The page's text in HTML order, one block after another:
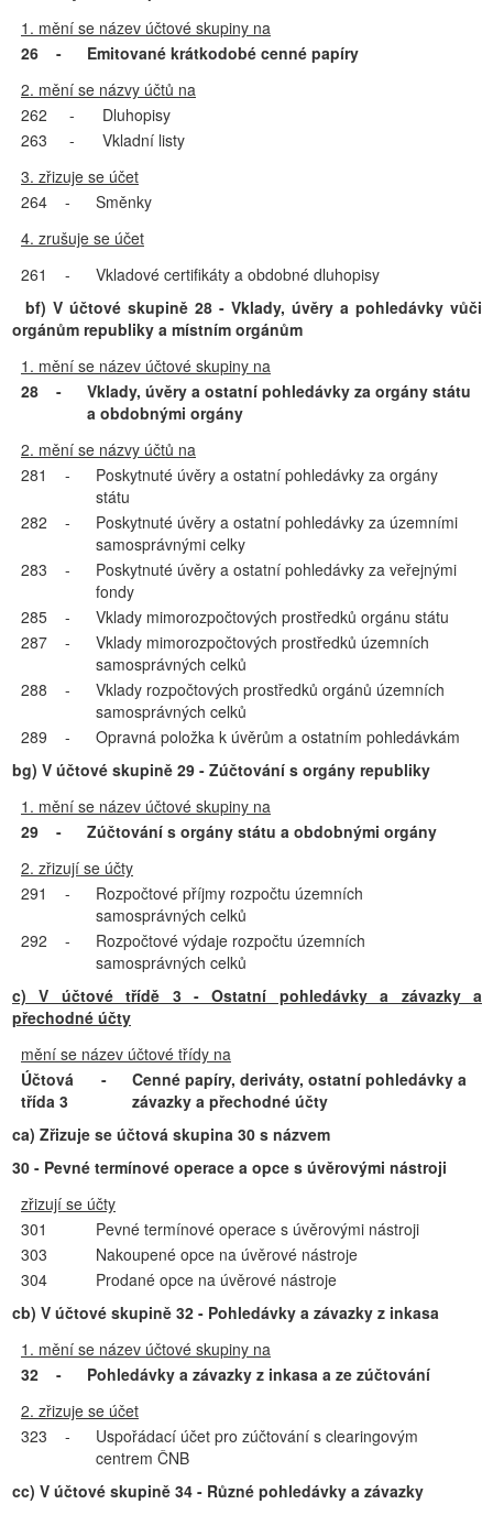
1. mění se název účtové skupiny na
26
-
Emitované krátkodobé cenné papíry
2. mění se názvy účtů na
262
-
Dluhopisy
263
-
Vkladní listy
3. zřizuje se účet
264
-
Směnky
4. zrušuje se účet
261
-
Vkladové certifikáty a obdobné dluhopisy
bf) V účtové skupině 28 - Vklady, úvěry a pohledávky vůči
orgánům republiky a místním orgánům
1. mění se název účtové skupiny na
28
-
Vklady, úvěry a ostatní pohledávky za orgány státu
a obdobnými orgány
2. mění se názvy účtů na
281
-
Poskytnuté úvěry a ostatní pohledávky za orgány
státu
282
-
Poskytnuté úvěry a ostatní pohledávky za územními
samosprávnými celky
283
-
Poskytnuté úvěry a ostatní pohledávky za veřejnými
fondy
285
-
Vklady mimorozpočtových prostředků orgánu státu
287
-
Vklady mimorozpočtových prostředků územních
samosprávných celků
288
-
Vklady rozpočtových prostředků orgánů územních
samosprávných celků
289
-
Opravná položka k úvěrům a ostatním pohledávkám
bg) V účtové skupině 29 - Zúčtování s orgány republiky
1. mění se název účtové skupiny na
29
-
Zúčtování s orgány státu a obdobnými orgány
2. zřizují se účty
291
-
Rozpočtové příjmy rozpočtu územních
samosprávných celků
292
-
Rozpočtové výdaje rozpočtu územních
samosprávných celků
c) V účtové třídě 3 - Ostatní pohledávky a závazky a
přechodné účty
mění se název účtové třídy na
Účtová
třída 3
-
Cenné papíry, deriváty, ostatní pohledávky a
závazky a přechodné účty
ca) Zřizuje se účtová skupina 30 s názvem
30 - Pevné termínové operace a opce s úvěrovými nástroji
zřizují se účty
301
Pevné termínové operace s úvěrovými nástroji
303
Nakoupené opce na úvěrové nástroje
304
Prodané opce na úvěrové nástroje
cb) V účtové skupině 32 - Pohledávky a závazky z inkasa
1. mění se název účtové skupiny na
32
-
Pohledávky a závazky z inkasa a ze zúčtování
2. zřizuje se účet
323
-
Uspořádací účet pro zúčtování s clearingovým
centrem ČNB
cc) V účtové skupině 34 - Různé pohledávky a závazky